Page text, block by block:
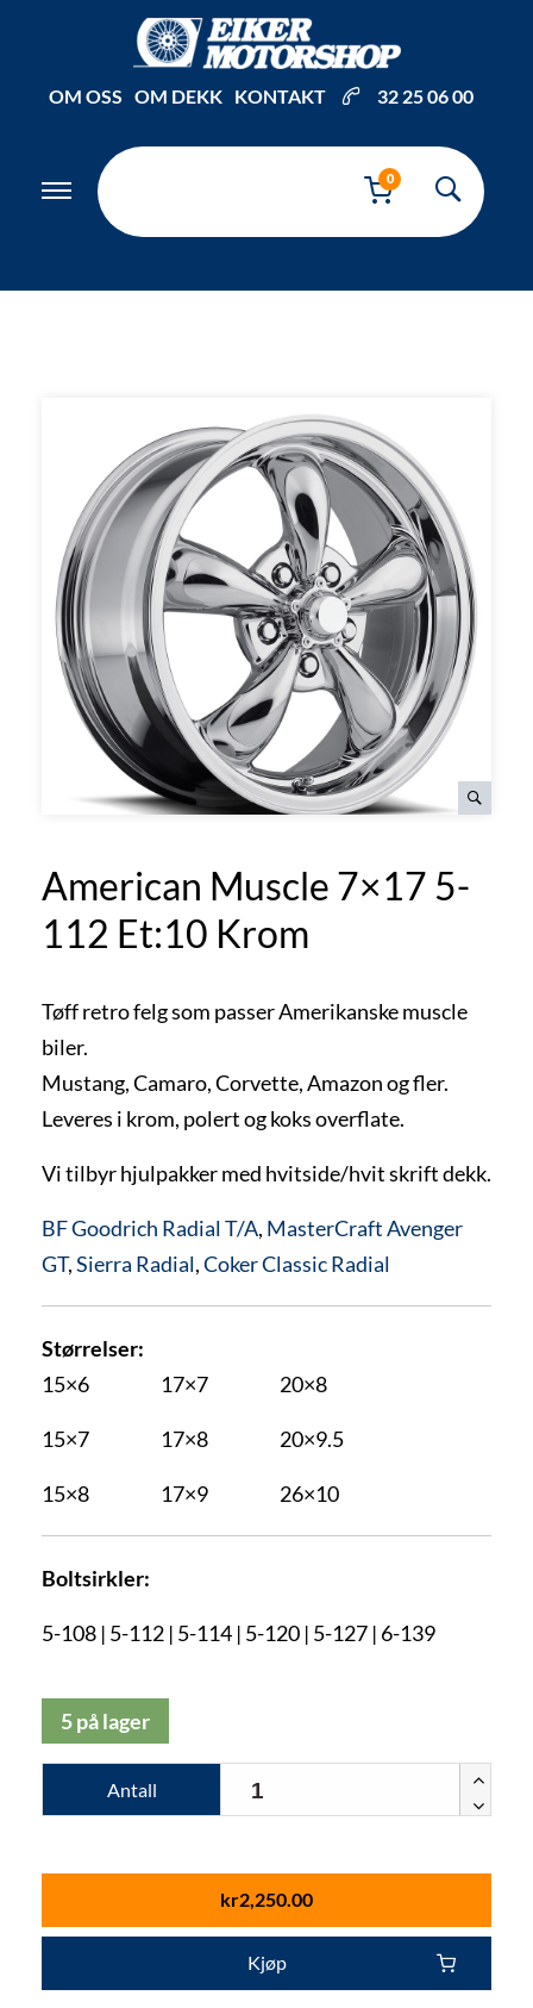
OM OSS OM DEKK KONTAKT 32 25 06 00
0
American Muscle 7×17 5-
112 Et:10 Krom
Tøff retro felg som passer Amerikanske muscle
biler.
Mustang, Camaro, Corvette, Amazon og fler.
Leveres i krom, polert og koks overflate.
Vi tilbyr hjulpakker med hvitside/hvit skrift dekk.
BF Goodrich Radial T/A, MasterCraft Avenger
GT,Sierra Radial,Coker Classic Radial
Størrelser:
15×6 17×7 20×8
15×7 17×8 20×9.5
15×8 17×9 26×10
Boltsirkler:
5-108 | 5-112 | 5-114 | 5-120 | 5-127 | 6-139
5 på lager
Antall
kr2,250.00
Kjøp